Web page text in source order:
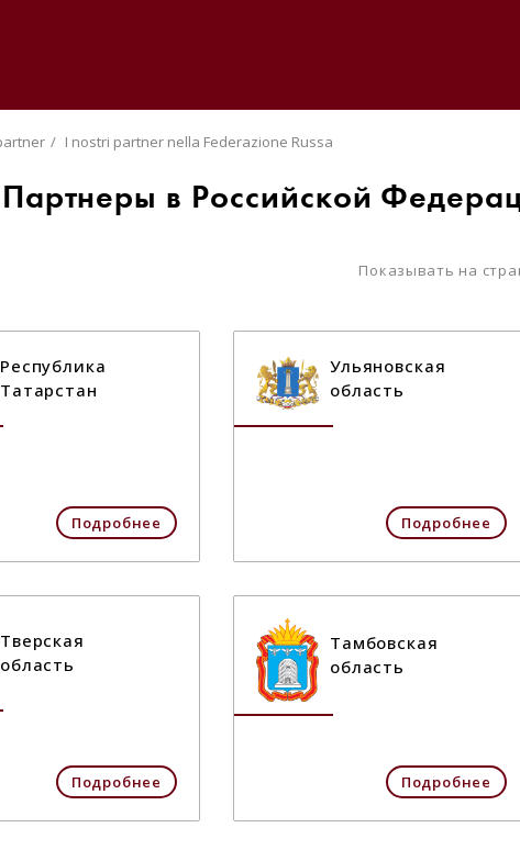
I nostri partner nella Federazione Russa
в Российской
Показывать на
Республика
Татарстан
Подробнее
Ульяновская
область
Подробнее
Тверская
область
Подробнее
Тамбовская
область
Подробнее